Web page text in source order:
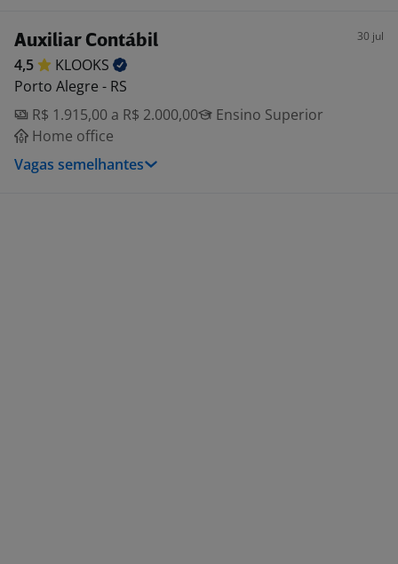
Auxiliar Contábil 30 jul
4,5
KLOOKS
Porto Alegre - RS
R$ 1.915,00 a R$ 2.000,00
Ensino Superior
Home office
Vagas semelhantes